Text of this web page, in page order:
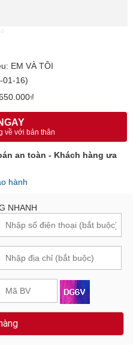
EM VÀ TÔI
01-16)
về với bản thân
an toàn - Khách hàng ưa
hành
NHANH